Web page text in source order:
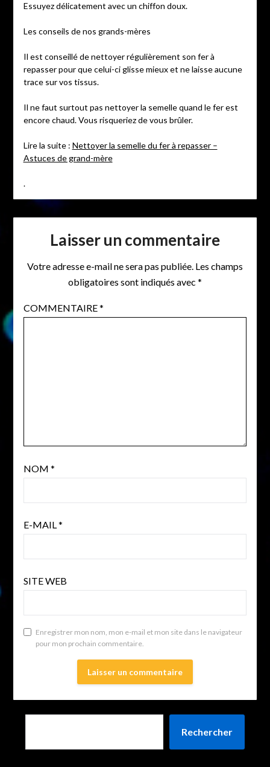
Essuyez délicatement avec un chiffon doux.
Les conseils de nos grands-mères
Il est conseillé de nettoyer régulièrement son fer à
repasser pour que celui-ci glisse mieux et ne laisse aucune
trace sur vos tissus.
Il ne faut surtout pas nettoyer la semelle quand le fer est
encore chaud. Vous risqueriez de vous brûler.
Lire la suite : Nettoyer la semelle du fer à repasser –
Astuces de grand-mère
.
Laisser un commentaire
Votre adresse e-mail ne sera pas publiée. Les champs
obligatoires sont indiqués avec *
COMMENTAIRE*
NOM *
E-MAIL*
SITE WEB
Enregistrer mon nom, mon e-mail et mon site dans le navigateur
pour mon prochain commentaire.
Rechercher